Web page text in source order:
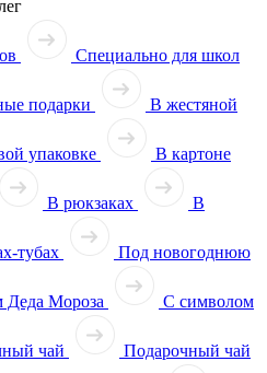
Специально для школ
подарки В жестяной
упаковке В картоне
В рюкзаках В
тубах Под новогоднюю
Деда Мороза С символом
чай Подарочный чай